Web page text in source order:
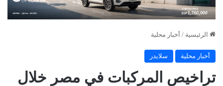
الرئيسية / أخبار محلية
أخبار محلية سلايدر
تراخيص المركبات في مصر خلال